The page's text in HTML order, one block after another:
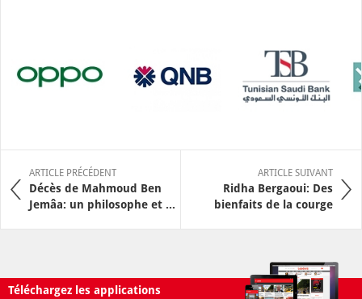
ARTICLE PRÉCÉDENT
Décès de Mahmoud Ben
Jemâa: un philosophe et ...
ARTICLE SUIVANT
Ridha Bergaoui: Des
bienfaits de la courge
Téléchargez les applications